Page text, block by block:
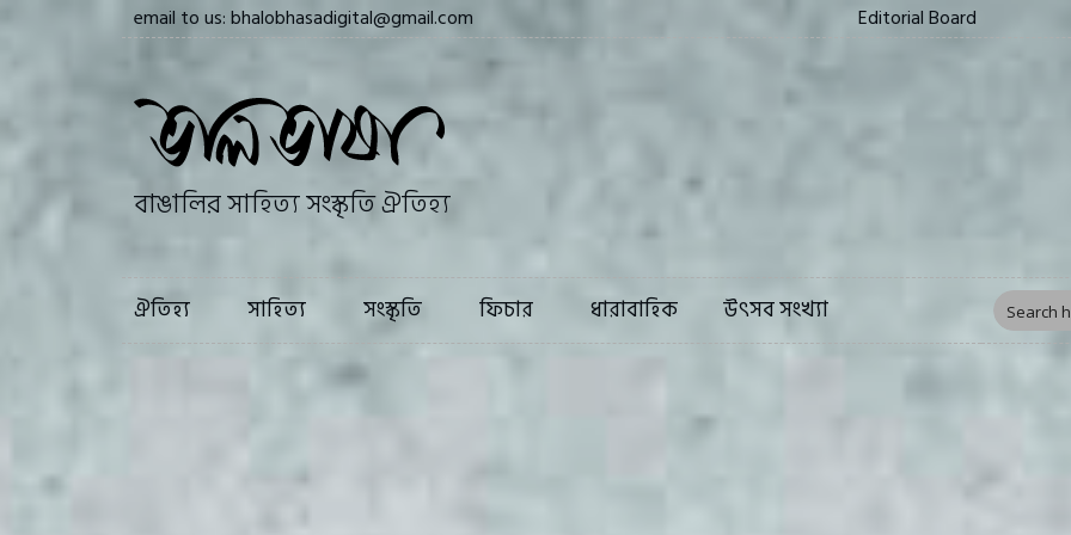
ঐতিহ্য সাহিত্য সংস্কৃতি ধারাবাহিক উৎসব
email to us: bhalobhasadigital@gmail.com Editorial Board
বাঙালির সাহিত্য সংস্কৃতি ঐতিহ্য
ঐতিহ্য সাহিত্য সংস্কৃতি ফিচার ধারাবাহিক উৎসব সংখ্যা